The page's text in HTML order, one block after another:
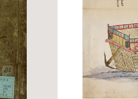
정조 AND 정약용
“정조”와 “정약
정조 OR 정약용 “정조” 또는 “
정조 NOT 정약용
“정조”가 나온
료를 검색